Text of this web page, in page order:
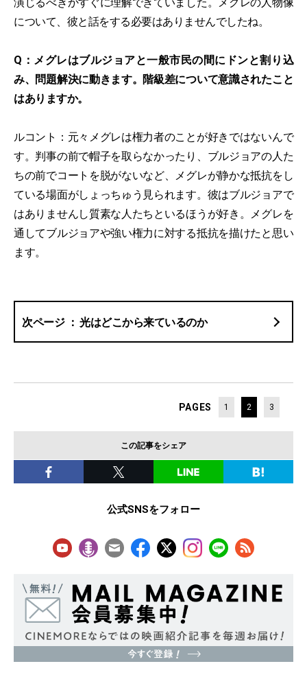
について、彼と話をする必要はありませんでしたね。
Q：メグレはブルジョアと一般市民の間にドンと割り込
み、問題解決に動きます。階級差について意識されたこと
はありますか。
ルコント：元々メグレは権力者のことが好きではないんで
す。判事の前で帽子を取らなかったり、ブルジョアの人た
ちの前でコートを脱がないなど、メグレが静かな抵抗をし
ている場面がしょっちゅう見られます。彼はブルジョアで
はありませんし質素な人たちといるほうが好き。メグレを
通してブルジョアや強い権力に対する抵抗を描けたと思い
ます。
光はどこから来ているのか
PAGES 1 2 3
この記事をシェア
公式SNSをフォロー